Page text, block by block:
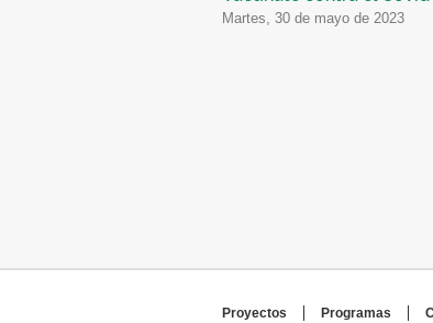
martes, 30 de mayo de 2023
Proyectos Programas